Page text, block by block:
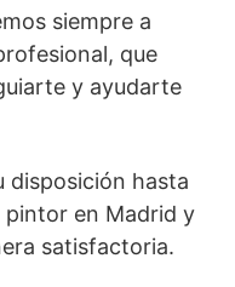
siempre a
que
y ayudarte
disposición hasta
pintor en Madrid y
satisfactoria.